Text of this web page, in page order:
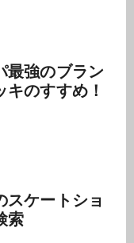
最強のブラン
キのすすめ！
スケートショ
索